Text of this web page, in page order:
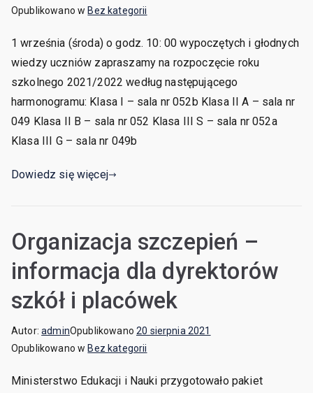
Opublikowano w Bez kategorii
1 września (środa) o godz. 10: 00 wypoczętych i głodnych
wiedzy uczniów zapraszamy na rozpoczęcie roku
szkolnego 2021/2022 według następującego
harmonogramu: Klasa I – sala nr 052b Klasa II A – sala nr
049 Klasa II B – sala nr 052 Klasa III S – sala nr 052a
Klasa III G – sala nr 049b
Dowiedz się więcej
Organizacja szczepień –
informacja dla dyrektorów
szkół i placówek
Autor:adminOpublikowano20 sierpnia 2021
Opublikowano w Bez kategorii
Ministerstwo Edukacji i Nauki przygotowało pakiet